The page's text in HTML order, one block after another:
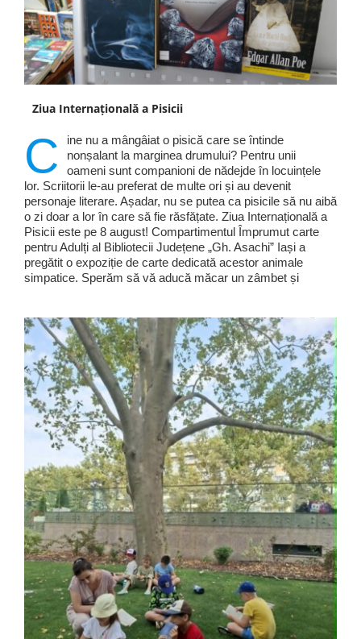
Ziua Internațională a Pisicii
C
ine nu a mângâiat o pisică care se întinde
nonșalant la marginea drumului? Pentru unii
oameni sunt companioni de nădejde în locuințele
lor. Scriitorii le-au preferat de multe ori și au devenit
personaje literare. Așadar, nu se putea ca pisicile să nu aibă
o zi doar a lor în care să fie răsfățate. Ziua Internațională a
Pisicii este pe 8 august! Compartimentul Împrumut carte
pentru Adulți al Bibliotecii Județene „Gh. Asachi” Iași a
pregătit o expoziție de carte dedicată acestor animale
simpatice. Sperăm să vă aducă măcar un zâmbet și